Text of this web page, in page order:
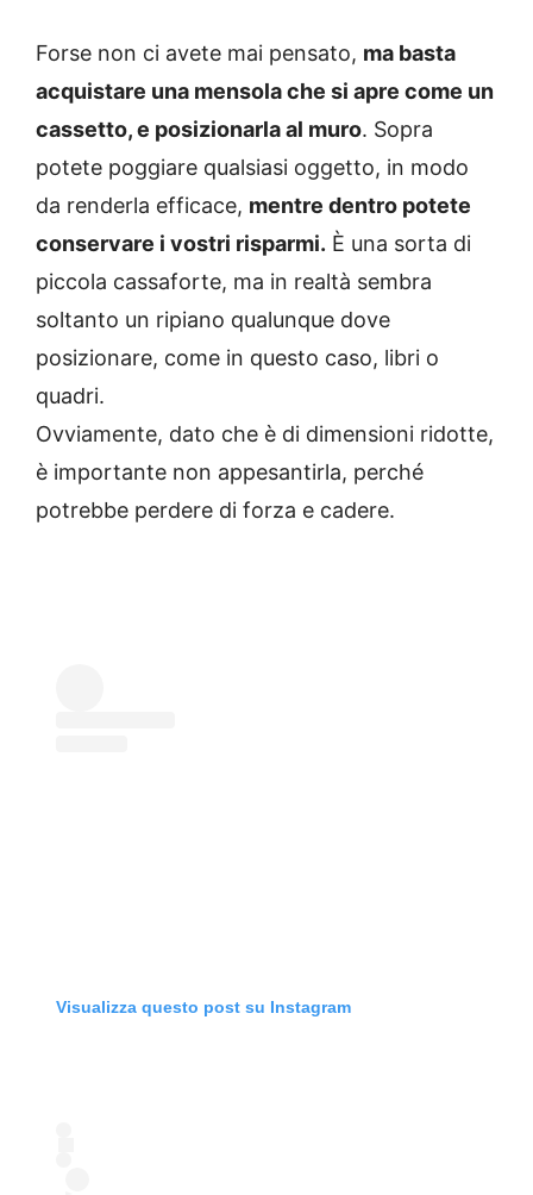
Forse non ci avete mai pensato, ma basta
acquistare una mensola che si apre come un
cassetto, e posizionarla al muro. Sopra
potete poggiare qualsiasi oggetto, in modo
da renderla efficace, mentre dentro potete
conservare i vostri risparmi. È una sorta di
piccola cassaforte, ma in realtà sembra
soltanto un ripiano qualunque dove
posizionare, come in questo caso, libri o
quadri.
Ovviamente, dato che è di dimensioni ridotte,
è importante non appesantirla, perché
potrebbe perdere di forza e cadere.
Visualizza questo post su Instagram